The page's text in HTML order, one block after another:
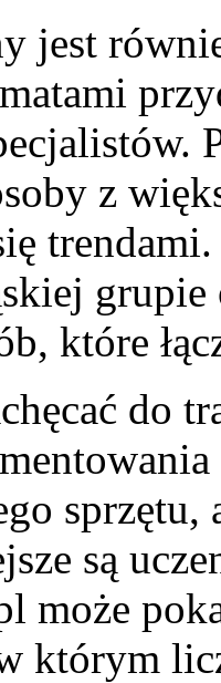
jest
z
które
do
sprzętu,
są
może
którym